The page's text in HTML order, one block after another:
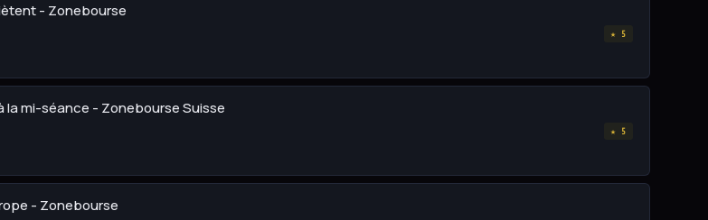
- Zonebourse
★ 5
la mi-séance - Zonebourse Suisse
★ 5
- Zonebourse